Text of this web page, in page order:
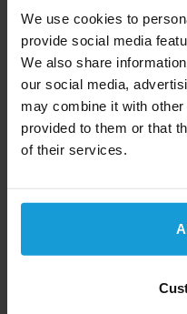
We use cookies to
provide social media
We also share
our social media,
may combine it with
provided to them or that
of their services.
De naam komt van
Romeinse tijd,
noordkust van Afrika
huidige Marokko en
Een
niet voor verassingen
checken. Mocht u een
land dan Mauritanië
complete landen